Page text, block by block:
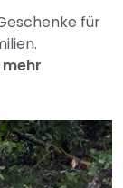
für
mehr